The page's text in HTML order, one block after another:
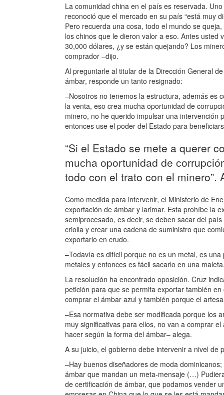
La comunidad china en el país es reservada.
reconoció que el mercado en su país “está muy
Pero recuerda una cosa, todo el mundo se
los chinos que le dieron valor a eso. Antes
30,000 dólares, ¿y se están quejando? Los
comprador –dijo.
Al preguntarle al titular de la Dirección General
ámbar, responde un tanto resignado:
–Nosotros no tenemos la estructura, además es
la venta, eso crea mucha oportunidad de
minero, no he querido impulsar una intervención
entonces use el poder del Estado para
“Si el Estado se mete a querer
mucha oportunidad de
todo con el trato con el minero”.
Como medida para intervenir, el Ministerio de
exportación de ámbar y larimar. Esta prohíbe la
semiprocesado, es decir, se deben sacar del
criolla y crear una cadena de suministro que
exportarlo en crudo.
–Todavía es difícil porque no es un metal, es
metales y entonces es fácil sacarlo en una
La resolución ha encontrado oposición. Cruz
petición para que se permita exportar también
comprar el ámbar azul y también porque el
–Esa normativa debe ser modificada porque los
muy significativas para ellos, no van a comprar
hacer según la forma del ámbar– alega.
A su juicio, el gobierno debe intervenir a nivel de
–Hay buenos diseñadores de moda
ámbar que mandan un meta-mensaje (…)
de certificación de ámbar, que podamos vender